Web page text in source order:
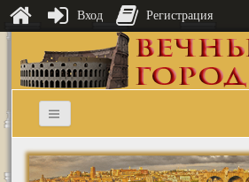
Вход Регистрация